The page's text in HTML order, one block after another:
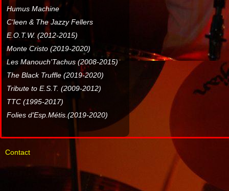
Humus Machine
C'leen & The Jazzy Fellers
E.O.T.W. (2012-2015)
Monte Cristo (2019-2020)
Les Manouch'Tachus (2008-2015)
The Black Truffle (2019-2020)
Tribute to E.S.T. (2009-2012)
TTC (1995-2017)
Folies d'Esp.Métis.(2019-2020)
Contact